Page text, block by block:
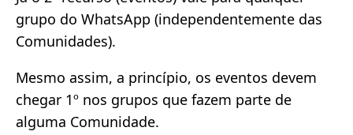
grupo do WhatsApp (independentemente das
Comunidades).
Mesmo assim, a princípio, os eventos devem
chegar 1º nos grupos que fazem parte de
alguma Comunidade.